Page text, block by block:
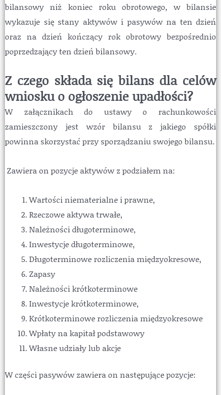
bilansowy niż koniec roku obrotowego, w bilansie
wykazuje się stany aktywów i pasywów na ten dzień
oraz na dzień kończący rok obrotowy bezpośrednio
poprzedzający ten dzień bilansowy.
Z czego składa się bilans dla celów
wniosku o ogłoszenie upadłości?
W załącznikach do ustawy o rachunkowości
zamieszczony jest wzór bilansu z jakiego spółki
powinna skorzystać przy sporządzaniu swojego bilansu.
Zawiera on pozycje aktywów z podziałem na:
Wartości niematerialne i prawne,
Rzeczowe aktywa trwałe,
Należności długoterminowe,
Inwestycje długoterminowe,
Długoterminowe rozliczenia międzyokresowe,
Zapasy
Należności krótkoterminowe
Inwestycje krótkoterminowe,
Krótkoterminowe rozliczenia międzyokresowe
Wpłaty na kapitał podstawowy
Własne udziały lub akcje
W części pasywów zawiera on następujące pozycje: